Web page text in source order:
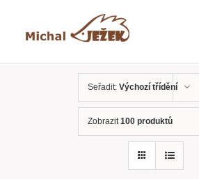
Seřadit: Výchozí třídění
Zobrazit100 produktů